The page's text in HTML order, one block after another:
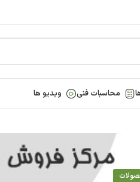
محاسبات فنی ویدیو ها